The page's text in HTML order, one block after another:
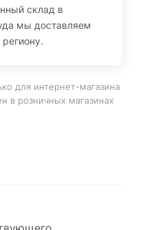
склад в
мы доставляем
для интернет-магазина
в розничных магазинах